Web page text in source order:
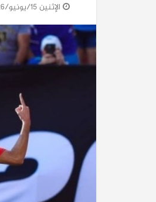
الإثنين 15/يونيو/2026 - 08:11 م